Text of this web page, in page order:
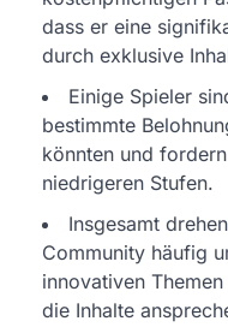
dass er eine
durch exklusive
Einige Spieler
bestimmte
könnten und
niedrigeren Stufen.
Insgesamt
Community häufig
innovativen
die Inhalte